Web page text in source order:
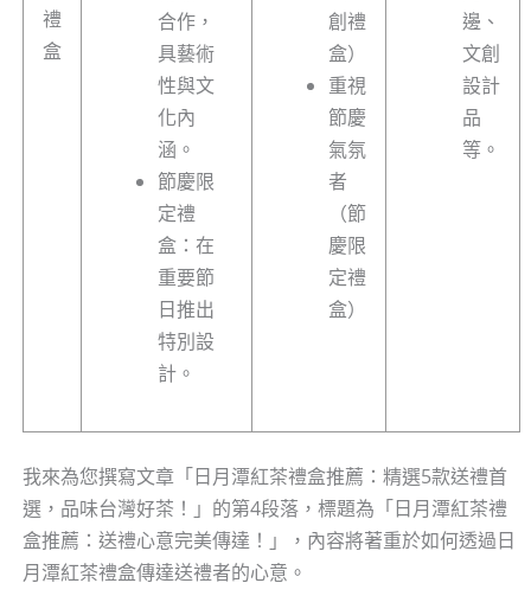
禮
盒
合作，
具藝術
性與文
化內
涵。
節慶限
定禮
盒：在
重要節
日推出
特別設
計。
創禮
盒）
重視
節慶
氣氛
者
（節
慶限
定禮
盒）
邊、
文創
設計
品
等。
我來為您撰寫文章「日月潭紅茶禮盒推薦：精選5款送禮首
選，品味台灣好茶！」的第4段落，標題為「日月潭紅茶禮
盒推薦：送禮心意完美傳達！」，內容將著重於如何透過日
月潭紅茶禮盒傳達送禮者的心意。